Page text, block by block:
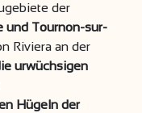
der
und Tournon-sur-
Riviera an der
urwüchsigen
Hügeln der